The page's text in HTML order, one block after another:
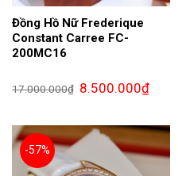
Đồng Hồ Nữ Frederique
Constant Carree FC-
200MC16
17.000.000₫ Giá
gốc
8.500.000₫Giá
hiện
-57%